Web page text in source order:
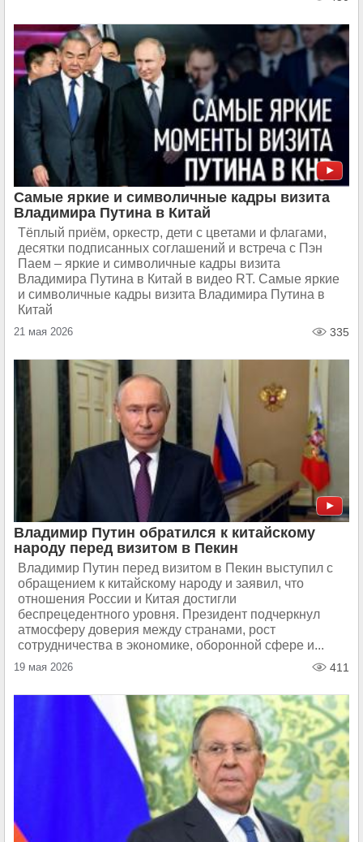
Самые яркие и символичные кадры визита
Владимира Путина в Китай
Тёплый приём, оркестр, дети с цветами и флагами,
десятки подписанных соглашений и встреча с Пэн
Паем – яркие и символичные кадры визита
Владимира Путина в Китай в видео RT. Самые яркие
и символичные кадры визита Владимира Путина в
Китай
21 мая 2026 335
Владимир Путин обратился к китайскому
народу перед визитом в Пекин
Владимир Путин перед визитом в Пекин выступил с
обращением к китайскому народу и заявил, что
отношения России и Китая достигли
беспрецедентного уровня. Президент подчеркнул
атмосферу доверия между странами, рост
сотрудничества в экономике, оборонной сфере и...
19 мая 2026 411